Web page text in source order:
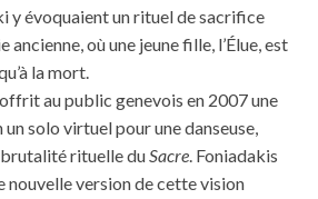
y évoquaient un rituel de sacrifice
ancienne, où une jeune fille, l’Élue, est
la mort.
au public genevois en 2007 une
solo virtuel pour une danseuse,
rituelle duSacre. Foniadakis
nouvelle version de cette vision